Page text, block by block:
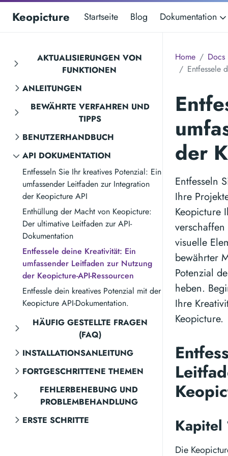
Keopicture Startseite Blog Dokumentation
AKTUALISIERUNGEN VON
FUNKTIONEN
ANLEITUNGEN
BEWÄHRTE VERFAHREN UND
TIPPS
BENUTZERHANDBUCH
API DOKUMENTATION
Entfesseln Sie Ihr kreatives Potenzial: Ein
umfassender Leitfaden zur Integration
der Keopicture API
Enthüllung der Macht von Keopicture:
Der ultimative Leitfaden zur API-
Dokumentation
Entfessele deine Kreativität: Ein
umfassender Leitfaden zur Nutzung
der Keopicture-API-Ressourcen
Entfessle dein kreatives Potenzial mit der
Keopicture API-Dokumentation.
HÄUFIG GESTELLTE FRAGEN
(FAQ)
INSTALLATIONSANLEITUNG
FORTGESCHRITTENE THEMEN
FEHLERBEHEBUNG UND
PROBLEMBEHANDLUNG
ERSTE SCHRITTE
Home
Docs
Entfessele
der
Entfesseln
Ihre
Keopicture
visuelle
bewährter
Potenzial
heben.
Ihre
Keopicture.
Kapitel
Die